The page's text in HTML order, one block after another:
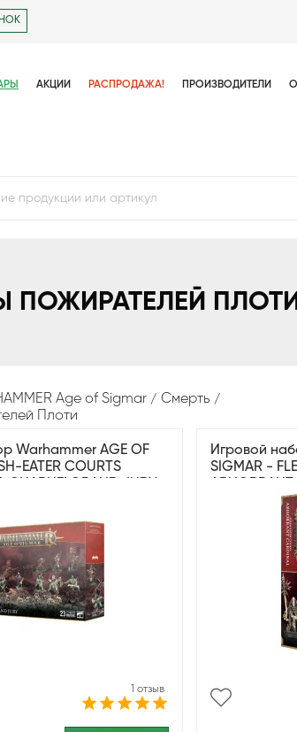
АКЦИИ РАСПРОДАЖА! ПРОИЗВОДИТЕЛИ
ПОЖИРАТЕЛЕЙ
Age of Sigmar
Смерть
Плоти
Warhammer AGE OF
EATER COURTS
1 отзыв
Игровой
SIGMAR -